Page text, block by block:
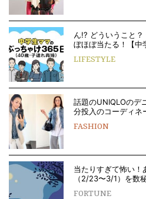
ん!? どういうこと
ぼほぼ当たる！【
LIFESTYLE
話題のUNIQLOのデ
分投入のコーディネ
FASHION
当たりすぎて怖い！
（2/23〜3/1）を数
FORTUNE